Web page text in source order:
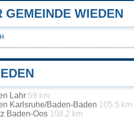
GEMEINDE WIEDEN
Lahr 59 km
Karlsruhe/Baden-Baden 105.5 km
Baden-Oos 108.2 km